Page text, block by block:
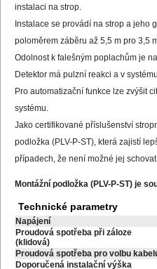
instalaci na strop.
Instalace se provádí na strop a jeho
poloměrem záběru až 5,5 m pro 3,5
Odolnost k falešným poplachům je
Detektor má pulzní reakci a v
Pro automatizační funkce lze zvýšit
systému.
Jako certifikované příslušenství
podložka (PLV-P-ST), která zajistí
případech, že není možné jej
Montážní podložka (PLV-P-ST) je
Technické parametry
Napájení
Proudová spotřeba při záloze
(klidová)
Proudová spotřeba pro volbu
Doporučená instalační výška